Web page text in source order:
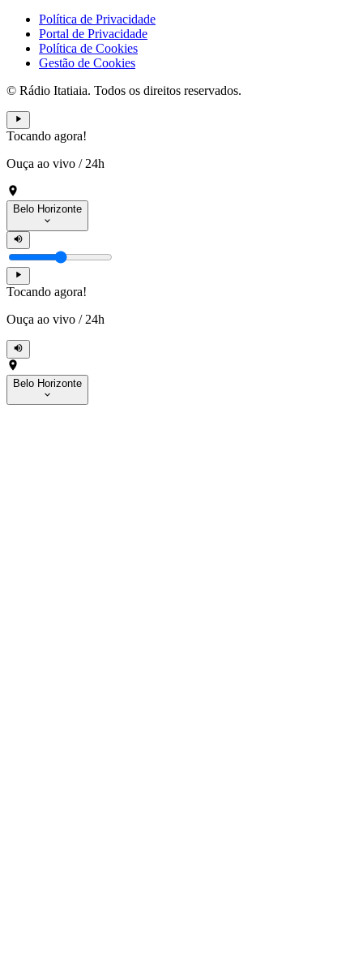
Política de Privacidade
Portal de Privacidade
Política de Cookies
Gestão de Cookies
© Rádio Itatiaia. Todos os direitos reservados.
Tocando agora!
Ouça ao vivo / 24h
Belo Horizonte
Tocando agora!
Ouça ao vivo / 24h
Belo Horizonte